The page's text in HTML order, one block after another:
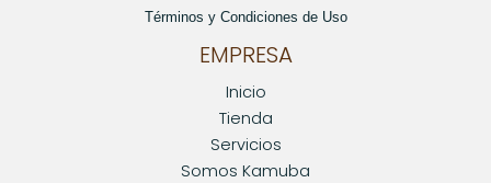
Términos y Condiciones de Uso
EMPRESA
Inicio
Tienda
Servicios
Somos Kamuba